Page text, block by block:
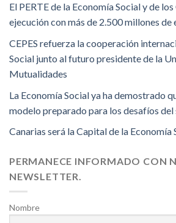
El PERTE de la Economía Social y de
ejecución con más de 2.500 millones
CEPES refuerza la cooperación
Social junto al futuro presidente de la
Mutualidades
La Economía Social ya ha demostrado
modelo preparado para los desafíos del
Canarias será la Capital de la Economía
PERMANECE INFORMADO CON
NEWSLETTER.
Nombre